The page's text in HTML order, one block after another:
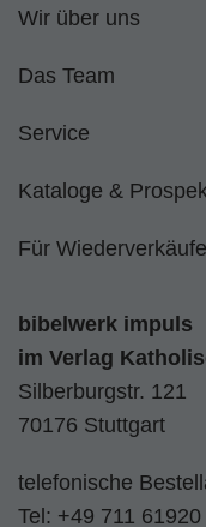
Wir über uns
Das Team
Service
Kataloge &
Für
bibelwerk impuls
im Verlag
Silberburgstr. 121
70176 Stuttgart
telefonische
Tel: +49 711 61920